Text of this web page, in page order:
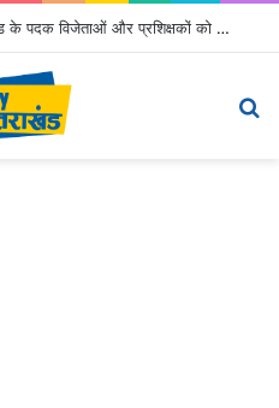
कॉमनवेल्थ गेम्स 2026 के उत्तराखंड के पदक विजेताओं और प्रशिक्षकों को मुख्यमंत्री धामी ने किया सम्मानित